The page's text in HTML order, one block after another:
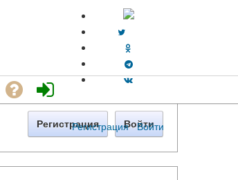
Регистрация · Войти
Регистрация Войти